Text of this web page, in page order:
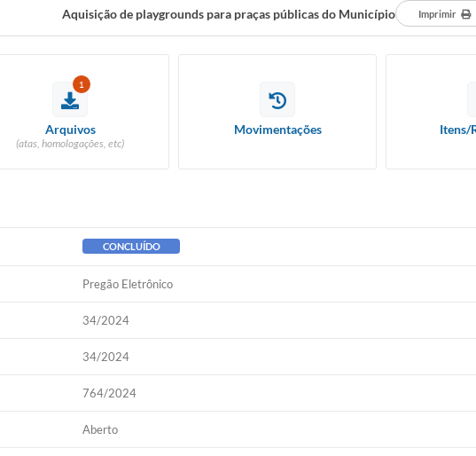
Aquisição de playgrounds para praças públicas do Município Imprimir
1
Arquivos
(atas, homologações, etc)
Movimentações Itens/
CONCLUÍDO
Pregão Eletrônico
34/2024
34/2024
764/2024
Aberto